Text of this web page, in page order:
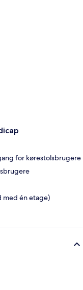
for kørestolsbrugere
med én etage)